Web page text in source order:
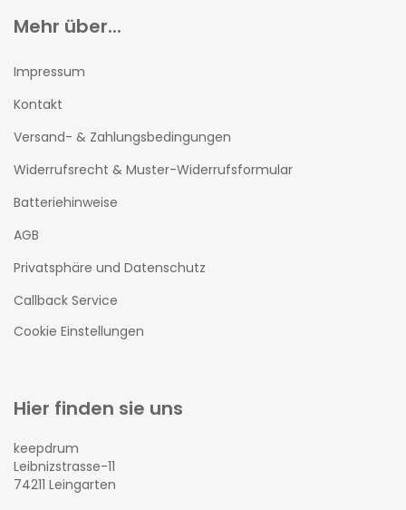
Mehr über...
Impressum
Kontakt
Versand- & Zahlungsbedingungen
Widerrufsrecht & Muster-Widerrufsformular
Batteriehinweise
AGB
Privatsphäre und Datenschutz
Callback Service
Cookie Einstellungen
Hier finden sie uns
keepdrum
Leibnizstrasse-11
74211 Leingarten